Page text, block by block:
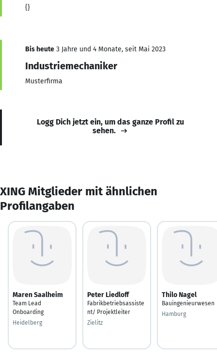
{}
Bis heute 3 Jahre und 4 Monate, seit Mai 2023
Industriemechaniker
Musterfirma
Logg Dich jetzt ein, um das ganze Profil zu
sehen.
XING Mitglieder mit ähnlichen
Profilangaben
Maren Saalheim
Team Lead
Onboarding
Heidelberg
Peter Liedloff
Fabrikbetriebsassiste
nt/ Projektleiter
Zielitz
Thilo Nagel
Bauingenieurwesen
Hamburg